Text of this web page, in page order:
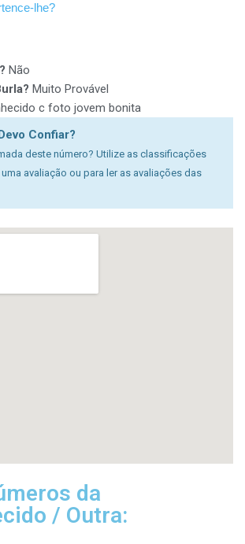
lhe?
Não
Muito Provável
c foto jovem bonita
Confiar?
deste número? Utilize as classificações
avaliação ou para ler as avaliações das
da
/ Outra: